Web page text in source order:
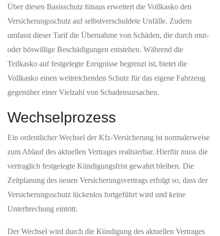
Über diesen Basisschutz hinaus erweitert die Vollkasko den
Versicherungsschutz auf selbstverschuldete Unfälle. Zudem
umfasst dieser Tarif die Übernahme von Schäden, die durch mut-
oder böswillige Beschädigungen entstehen. Während die
Teilkasko auf festgelegte Ereignisse begrenzt ist, bietet die
Vollkasko einen weitreichenden Schutz für das eigene Fahrzeug
gegenüber einer Vielzahl von Schadensursachen.
Wechselprozess
Ein ordentlicher Wechsel der Kfz-Versicherung ist normalerweise
zum Ablauf des aktuellen Vertrages realisierbar. Hierfür muss die
vertraglich festgelegte Kündigungsfrist gewahrt bleiben. Die
Zeitplanung des neuen Versicherungsvertrags erfolgt so, dass der
Versicherungsschutz lückenlos fortgeführt wird und keine
Unterbrechung eintritt.
Der Wechsel wird durch die Kündigung des aktuellen Vertrages